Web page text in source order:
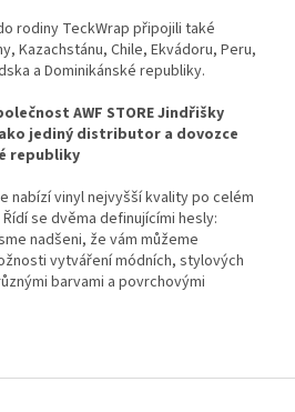
rodiny TeckWrap připojili také
Kazachstánu, Chile, Ekvádoru, Peru,
a Dominikánské republiky.
AWF STORE Jindřišky
jediný distributor a dovozce
republiky
nabízí vinyl nejvyšší kvality po celém
se dvěma definujícími hesly:
nadšeni, že vám můžeme
vytváření módních, stylových
barvami a povrchovými